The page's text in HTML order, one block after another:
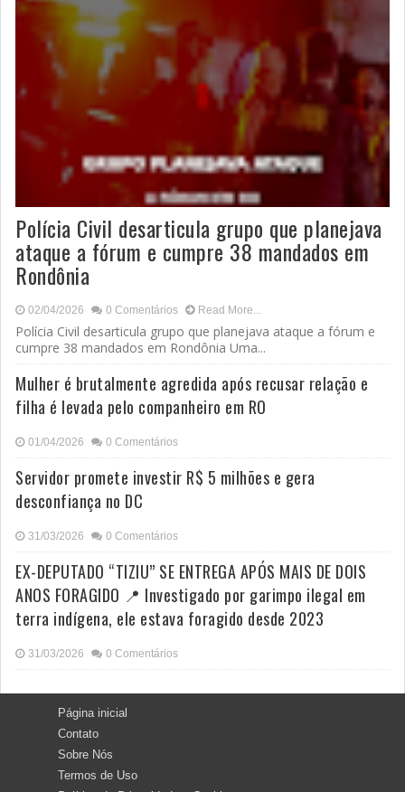
Polícia Civil desarticula grupo que planejava
ataque a fórum e cumpre 38 mandados em
Rondônia
02/04/2026 0 Comentários Read More...
Polícia Civil desarticula grupo que planejava ataque a fórum e
cumpre 38 mandados em Rondônia Uma...
Mulher é brutalmente agredida após recusar relação e
filha é levada pelo companheiro em RO
01/04/2026 0 Comentários
Servidor promete investir R$ 5 milhões e gera
desconfiança no DC
31/03/2026 0 Comentários
EX-DEPUTADO “TIZIU” SE ENTREGA APÓS MAIS DE DOIS
ANOS FORAGIDO 📍 Investigado por garimpo ilegal em
terra indígena, ele estava foragido desde 2023
31/03/2026 0 Comentários
Página inicial
Contato
Sobre Nós
Termos de Uso